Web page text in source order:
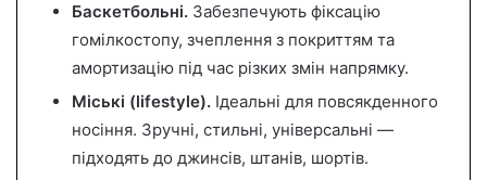
Баскетбольні. Забезпечують фіксацію
гомілкостопу, зчеплення з покриттям та
амортизацію під час різких змін напрямку.
Міські (lifestyle). Ідеальні для повсякденного
носіння. Зручні, стильні, універсальні —
підходять до джинсів, штанів, шортів.